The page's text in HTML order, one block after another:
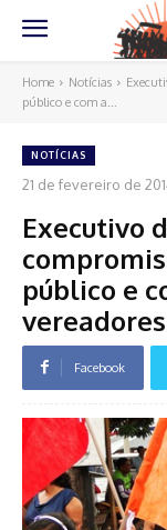
Home Notícias
público e com a...
NOTÍCIAS
21 de fevereiro de
Executivo
público e
vereadores
Facebook